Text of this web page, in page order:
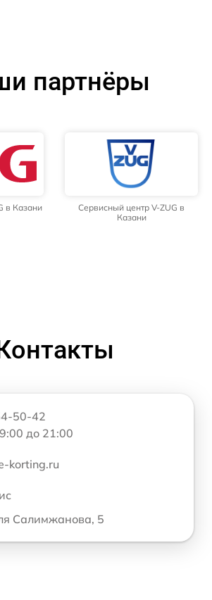
партнёры
в Казани
Сервисный центр V-ZUG в
Казани
50-42
до 21:00
korting.ru
Салимжанова, 5